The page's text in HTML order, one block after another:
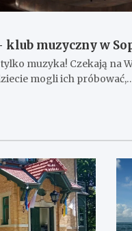
klub muzyczny w
muzyka! Czekają na
mogli ich